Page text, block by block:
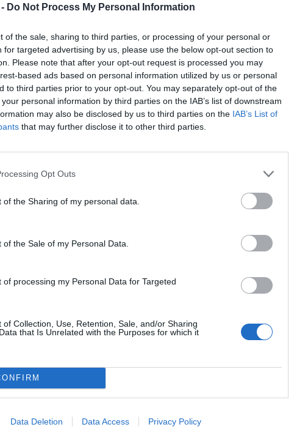
Do Not Process My Personal Information
of the sale, sharing to third parties, or processing of your personal or
for targeted advertising by us, please use the below opt-out section to
Please note that after your opt-out request is processed you may
based ads based on personal information utilized by us or personal
to third parties prior to your opt-out. You may separately opt-out of the
personal information by third parties on the IAB’s list of downstream
may also be disclosed by us to third parties on the IAB’s List of
that may further disclose it to other third parties.
Opt Outs
of the Sharing of my personal data.
the Sale of my Personal Data.
of processing my Personal Data for Targeted
of Collection, Use, Retention, Sale, and/or Sharing
that Is Unrelated with the Purposes for which it
Data Deletion Data Access Privacy Policy
s’ha fet un balanç molt positiu, d’aquests
peix subhastat i ara, fem 7.000 kg” apunta el
davant mesures de sostenibilitat com l’aturada
de l’Estat no creu en ells. En aquest sentit,
al govern de l’Estat, a l’hora
ha explicat el patró major de la Confraria,
pel sector i esperen que es mantingui durant
situació d’ERC
Paula
la
08 maig 2026
En les
campions